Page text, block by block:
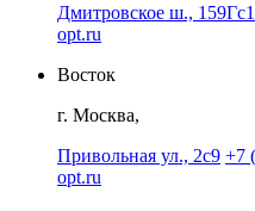
Дмитровское ш., 159Гс1
opt.ru
Восток
г. Москва,
Привольная ул., 2с9 +7
opt.ru